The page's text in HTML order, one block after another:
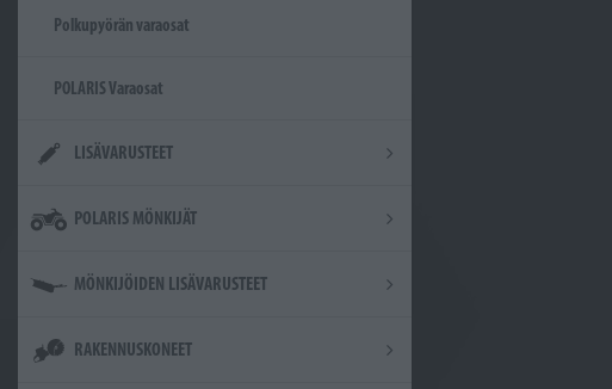
Polkupyörän varaosat
POLARIS Varaosat
LISÄVARUSTEET
POLARIS MÖNKIJÄT
MÖNKIJÖIDEN LISÄVARUSTEET
RAKENNUSKONEET